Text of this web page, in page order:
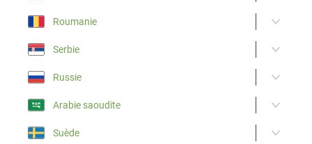
Roumanie
Serbie
Russie
Arabie saoudite
Suède